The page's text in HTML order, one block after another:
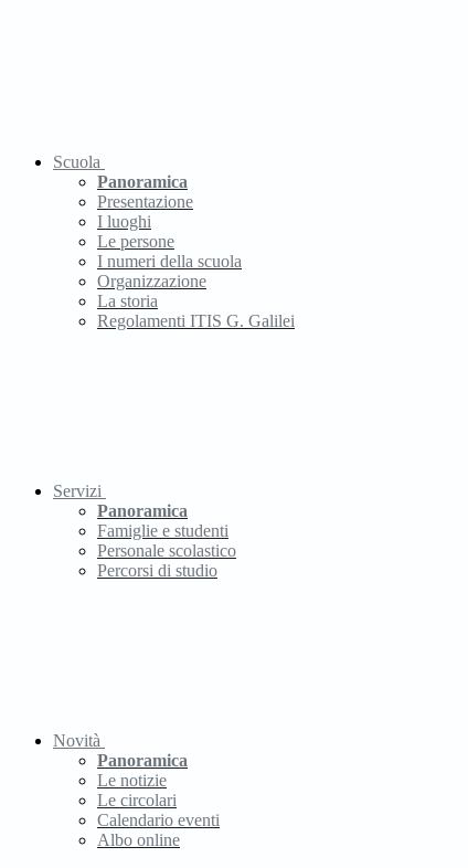
Scuola
Panoramica
Presentazione
I luoghi
Le persone
I numeri della scuola
Organizzazione
La storia
Regolamenti ITIS G. Galilei
Servizi
Panoramica
Famiglie e studenti
Personale scolastico
Percorsi di studio
Novità
Panoramica
Le notizie
Le circolari
Calendario eventi
Albo online